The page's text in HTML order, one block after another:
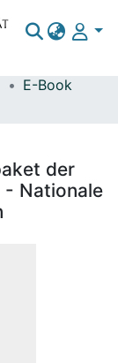
E-Book
der
- Nationale